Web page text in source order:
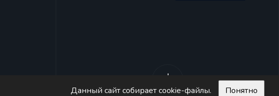
Данный сайт собирает cookie-файлы. Понятно